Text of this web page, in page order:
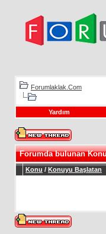
Forumlaklak.Com
Yardım
Forumda bulunan
Konu / Konuyu Başlatan